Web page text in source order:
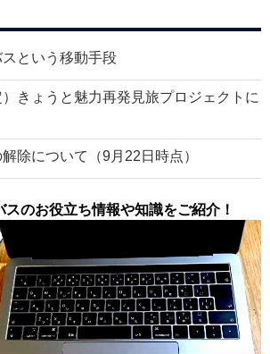
という移動手段
）きょうと魅力再発見旅プロジェクトに
除について（9月22日時点）
スのお役立ち情報や知識をご紹介！